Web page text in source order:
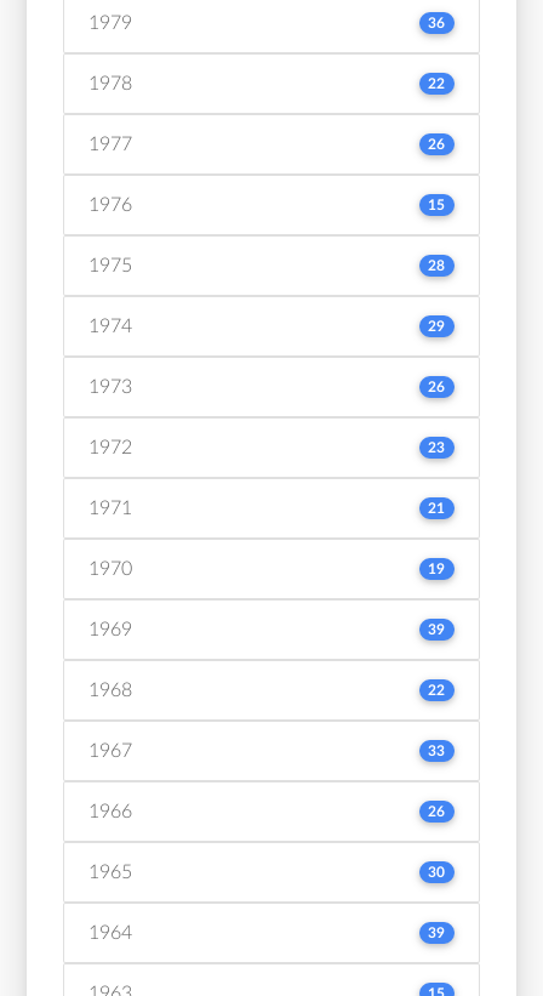
1979 36
1978 22
1977 26
1976 15
1975 28
1974 29
1973 26
1972 23
1971 21
1970 19
1969 39
1968 22
1967 33
1966 26
1965 30
1964 39